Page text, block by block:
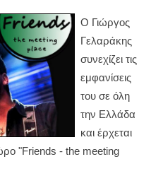
Ο Γιώργος
Γελαράκης
συνεχίζει τις
εμφανίσεις
του σε όλη
την Ελλάδα
και έρχεται
"Friends - the meeting